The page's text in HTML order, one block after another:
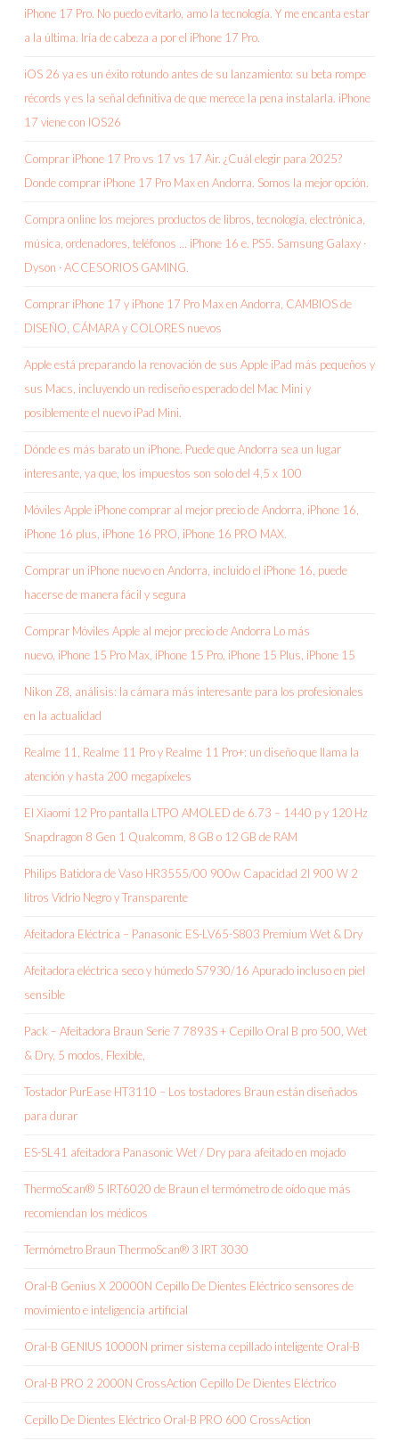
iPhone 17 Pro. No puedo evitarlo, amo la tecnología. Y me encanta estar
a la última. Iría de cabeza a por el iPhone 17 Pro.
iOS 26 ya es un éxito rotundo antes de su lanzamiento: su beta rompe
récords y es la señal definitiva de que merece la pena instalarla. iPhone
17 viene con IOS26
Comprar iPhone 17 Pro vs 17 vs 17 Air. ¿Cuál elegir para 2025?
Donde comprar iPhone 17 Pro Max en Andorra. Somos la mejor opción.
Compra online los mejores productos de libros, tecnología, electrónica,
música, ordenadores, teléfonos … iPhone 16 e. PS5. Samsung Galaxy ·
Dyson · ACCESORIOS GAMING.
Comprar iPhone 17 y iPhone 17 Pro Max en Andorra, CAMBIOS de
DISEÑO, CÁMARA y COLORES nuevos
Apple está preparando la renovación de sus Apple iPad más pequeños y
sus Macs, incluyendo un rediseño esperado del Mac Mini y
posiblemente el nuevo iPad Mini.
Dónde es más barato un iPhone. Puede que Andorra sea un lugar
interesante, ya que, los impuestos son solo del 4,5 x 100
Móviles Apple iPhone comprar al mejor precio de Andorra, iPhone 16,
iPhone 16 plus, iPhone 16 PRO, iPhone 16 PRO MAX.
Comprar un iPhone nuevo en Andorra, incluido el iPhone 16, puede
hacerse de manera fácil y segura
Comprar Móviles Apple al mejor precio de Andorra Lo más
nuevo, iPhone 15 Pro Max, iPhone 15 Pro, iPhone 15 Plus, iPhone 15
Nikon Z8, análisis: la cámara más interesante para los profesionales
en la actualidad
Realme 11, Realme 11 Pro y Realme 11 Pro+: un diseño que llama la
atención y hasta 200 megapíxeles
El Xiaomi 12 Pro pantalla LTPO AMOLED de 6.73 – 1440 p y 120 Hz
Snapdragon 8 Gen 1 Qualcomm, 8 GB o 12 GB de RAM
Philips Batidora de Vaso HR3555/00 900w Capacidad 2l 900 W 2
litros Vidrio Negro y Transparente
Afeitadora Eléctrica – Panasonic ES-LV65-S803 Premium Wet & Dry
Afeitadora eléctrica seco y húmedo S7930/16 Apurado incluso en piel
sensible
Pack – Afeitadora Braun Serie 7 7893S + Cepillo Oral B pro 500, Wet
& Dry, 5 modos, Flexible,
Tostador PurEase HT3110 – Los tostadores Braun están diseñados
para durar
ES-SL41 afeitadora Panasonic Wet / Dry para afeitado en mojado
ThermoScan® 5 IRT6020 de Braun el termómetro de oído que más
recomiendan los médicos
Termómetro Braun ThermoScan® 3 IRT 3030
Oral-B Genius X 20000N Cepillo De Dientes Eléctrico sensores de
movimiento e inteligencia artificial
Oral-B GENIUS 10000N primer sistema cepillado inteligente Oral-B
Oral-B PRO 2 2000N CrossAction Cepillo De Dientes Eléctrico
Cepillo De Dientes Eléctrico Oral-B PRO 600 CrossAction